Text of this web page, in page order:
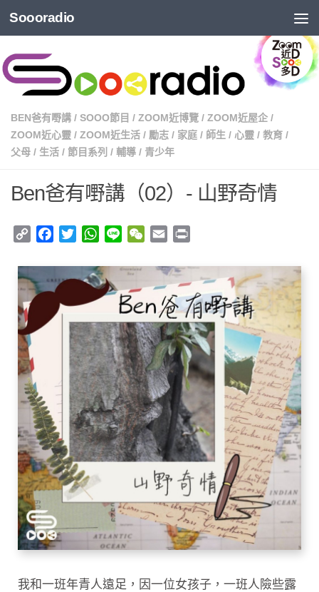
Soooradio
BEN爸有嘢講 / SOOO節目 / ZOOM近博覽 / ZOOM近屋企 /
ZOOM近心靈 / ZOOM近生活 / 勵志 / 家庭 / 師生 / 心靈 / 教育 /
父母 / 生活 / 節目系列 / 輔導 / 青少年
Ben爸有嘢講（02）- 山野奇情
Copy
Facebook
TwitterWhatsApp
Line WeChat
Email
我和一班年青人遠足，因一位女孩子，一班人險些露